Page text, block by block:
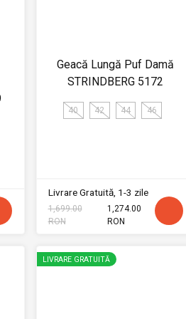
Geacă Lungă Puf Damă
STRINDBERG 5172
40 42 44 46
Livrare Gratuită, 1-3 zile
1,699.00
RON
1,274.00
RON
LIVRARE GRATUITĂ